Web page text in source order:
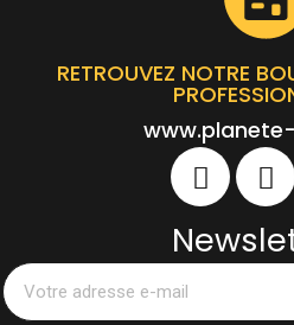
RETROUVEZ NOTRE